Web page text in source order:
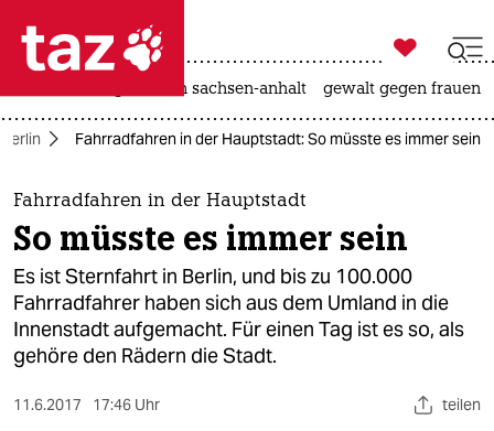
 taz zahl ich
taz zahl ich
themen
politik
öko
gesellschaft
kultur

taz zahl ich
landtagswahl in sachsen-anhalt gewalt gegen frauen
Berlin Fahrradfahren in der Hauptstadt: So müsste es immer sein
Fahrradfahren in der Hauptstadt
So müsste es immer sein
Es ist Sternfahrt in Berlin, und bis zu 100.000
Fahrradfahrer haben sich aus dem Umland in die
Innenstadt aufgemacht. Für einen Tag ist es so, als
gehöre den Rädern die Stadt.
11.6.2017 17:46 Uhr teilen